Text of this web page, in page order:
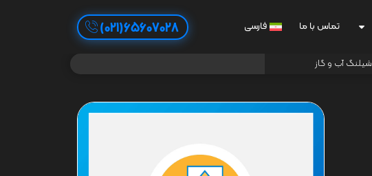
تماس با ما فارسی 65607028(021)
شیلنگ آب و گاز